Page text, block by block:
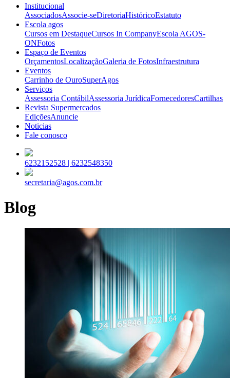
Institucional
AssociadosAssocie-seDiretoriaHistóricoEstatuto
Escola agos
Cursos em DestaqueCursos In CompanyEscola AGOS-
ONFotos
Espaço de Eventos
OrçamentosLocalizaçãoGaleria de FotosInfraestrutura
Eventos
Carrinho de OuroSuperAgos
Serviços
Assessoria ContábilAssessoria JurídicaFornecedoresCartilhas
Revista Supermercados
EdiçõesAnuncie
Noticias
Fale conosco
6232152528 | 6232548350
secretaria@agos.com.br
Blog